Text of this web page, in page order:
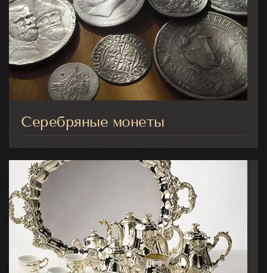
Серебряные монеты